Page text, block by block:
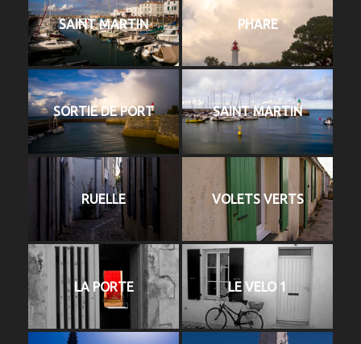
SAINT MARTIN PHARE
SORTIE DE PORT SAINT MARTIN
RUELLE VOLETS VERTS
LA PORTE LE VELO 1